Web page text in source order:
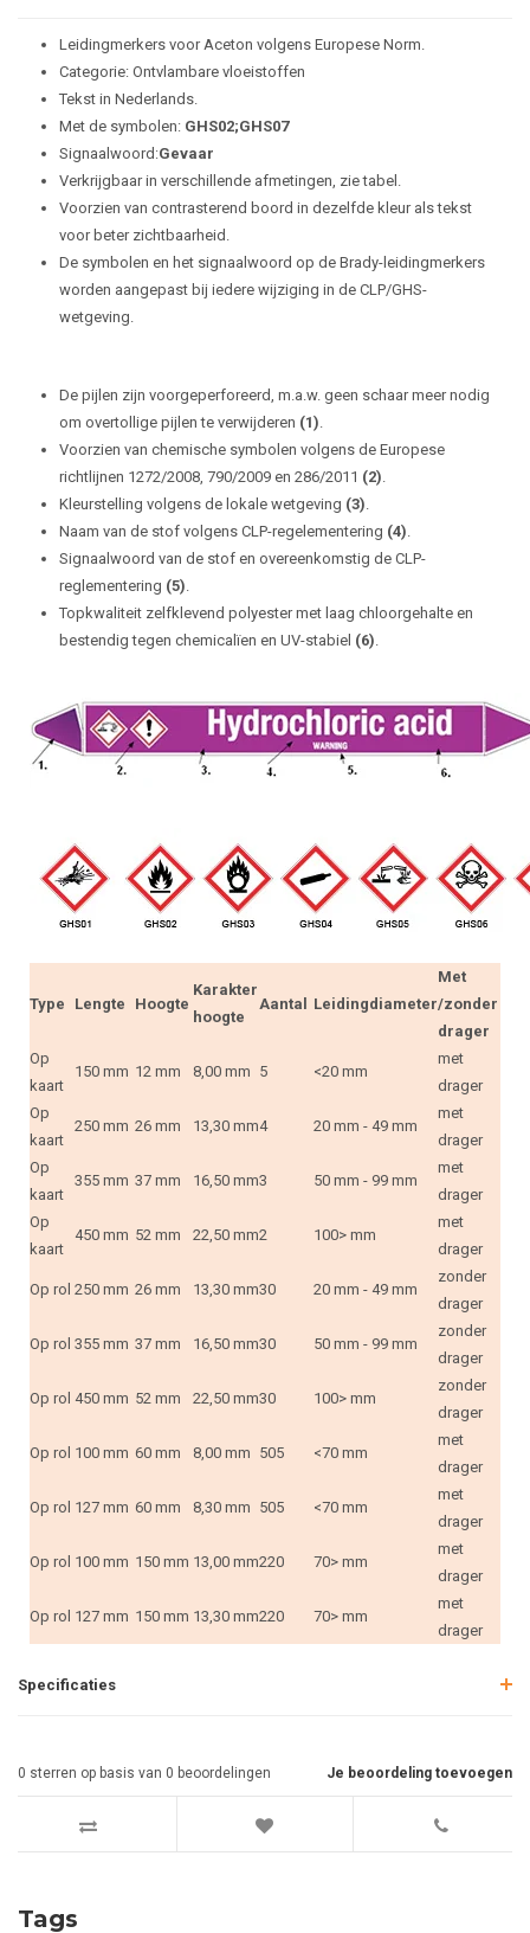
Leidingmerkers voor Aceton volgens Europese Norm.
Categorie: Ontvlambare vloeistoffen
Tekst in Nederlands.
Met de symbolen: GHS02;GHS07
Signaalwoord:Gevaar
Verkrijgbaar in verschillende afmetingen, zie tabel.
Voorzien van contrasterend boord in dezelfde kleur als tekst
voor beter zichtbaarheid.
De symbolen en het signaalwoord op de Brady-leidingmerkers
worden aangepast bij iedere wijziging in de CLP/GHS-
wetgeving.
De pijlen zijn voorgeperforeerd, m.a.w. geen schaar meer nodig
om overtollige pijlen te verwijderen (1).
Voorzien van chemische symbolen volgens de Europese
richtlijnen 1272/2008, 790/2009 en 286/2011 (2).
Kleurstelling volgens de lokale wetgeving (3).
Naam van de stof volgens CLP-regelementering (4).
Signaalwoord van de stof en overeenkomstig de CLP-
reglementering (5).
Topkwaliteit zelfklevend polyester met laag chloorgehalte en
bestendig tegen chemicalïen en UV-stabiel (6).
Type Lengte Hoogte
Karakter
hoogte
Aantal Leidingdiameter
Met
/zonder
drager
Op
kaart
150 mm 12 mm 8,00 mm 5 <20 mm
met
drager
Op
kaart
250 mm 26 mm 13,30 mm4 20 mm - 49 mm
met
drager
Op
kaart
355 mm 37 mm 16,50 mm3 50 mm - 99 mm
met
drager
Op
kaart
450 mm 52 mm 22,50 mm2 100> mm
met
drager
Op rol 250 mm 26 mm 13,30 mm30 20 mm - 49 mm
zonder
drager
Op rol 355 mm 37 mm 16,50 mm30 50 mm - 99 mm
zonder
drager
Op rol 450 mm 52 mm 22,50 mm30 100> mm
zonder
drager
Op rol 100 mm 60 mm 8,00 mm 505 <70 mm
met
drager
Op rol 127 mm 60 mm 8,30 mm 505 <70 mm
met
drager
Op rol 100 mm 150 mm 13,00 mm220 70> mm
met
drager
Op rol 127 mm 150 mm 13,30 mm220 70> mm
met
drager
Specificaties
Je beoordeling toevoegen
0 sterren op basis van 0 beoordelingen
Tags